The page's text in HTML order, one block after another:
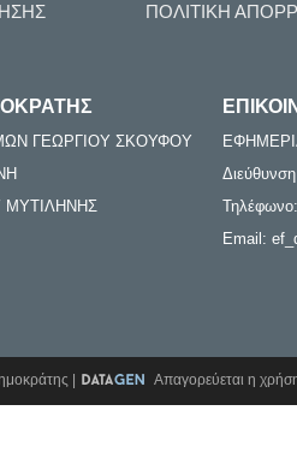
ΠΟΛΙΤΙΚΗ
ΓΕΩΡΓΙΟΥ ΣΚΟΥΦΟΥ
ΜΥΤΙΛΗΝΗΣ
Email:
| Απαγορεύεται η